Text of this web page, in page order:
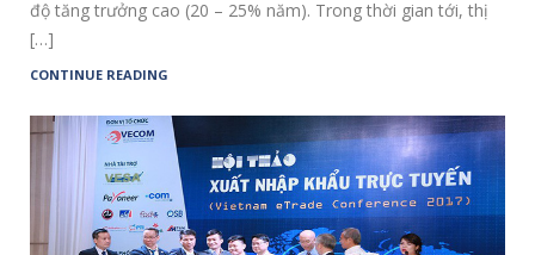
độ tăng trưởng cao (20 – 25% năm). Trong thời gian tới, thị
[…]
CONTINUE READING